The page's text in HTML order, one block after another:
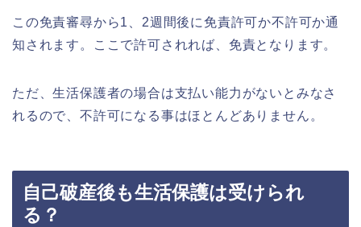
この免責審尋から1、2週間後に免責許可か不許可か通
知されます。ここで許可されれば、免責となります。
ただ、生活保護者の場合は支払い能力がないとみなさ
れるので、不許可になる事はほとんどありません。
自己破産後も生活保護は受けられ
る？